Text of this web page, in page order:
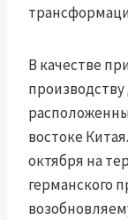
В качестве
производству
востоке
октября на
германского